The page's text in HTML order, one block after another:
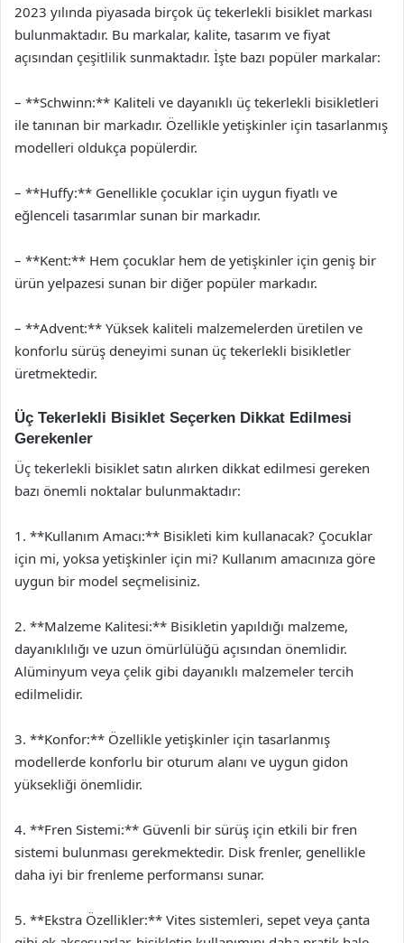
2023 yılında piyasada birçok üç tekerlekli bisiklet markası
bulunmaktadır. Bu markalar, kalite, tasarım ve fiyat
açısından çeşitlilik sunmaktadır. İşte bazı popüler markalar:
– **Schwinn:** Kaliteli ve dayanıklı üç tekerlekli bisikletleri
ile tanınan bir markadır. Özellikle yetişkinler için tasarlanmış
modelleri oldukça popülerdir.
– **Huffy:** Genellikle çocuklar için uygun fiyatlı ve
eğlenceli tasarımlar sunan bir markadır.
– **Kent:** Hem çocuklar hem de yetişkinler için geniş bir
ürün yelpazesi sunan bir diğer popüler markadır.
– **Advent:** Yüksek kaliteli malzemelerden üretilen ve
konforlu sürüş deneyimi sunan üç tekerlekli bisikletler
üretmektedir.
Üç Tekerlekli Bisiklet Seçerken Dikkat Edilmesi
Gerekenler
Üç tekerlekli bisiklet satın alırken dikkat edilmesi gereken
bazı önemli noktalar bulunmaktadır:
1. **Kullanım Amacı:** Bisikleti kim kullanacak? Çocuklar
için mi, yoksa yetişkinler için mi? Kullanım amacınıza göre
uygun bir model seçmelisiniz.
2. **Malzeme Kalitesi:** Bisikletin yapıldığı malzeme,
dayanıklılığı ve uzun ömürlülüğü açısından önemlidir.
Alüminyum veya çelik gibi dayanıklı malzemeler tercih
edilmelidir.
3. **Konfor:** Özellikle yetişkinler için tasarlanmış
modellerde konforlu bir oturum alanı ve uygun gidon
yüksekliği önemlidir.
4. **Fren Sistemi:** Güvenli bir sürüş için etkili bir fren
sistemi bulunması gerekmektedir. Disk frenler, genellikle
daha iyi bir frenleme performansı sunar.
5. **Ekstra Özellikler:** Vites sistemleri, sepet veya çanta